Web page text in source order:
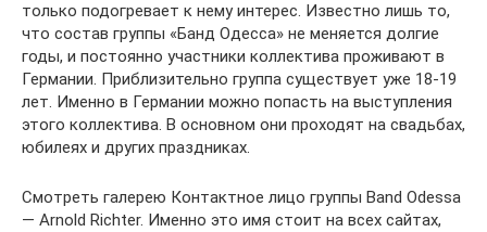
только подогревает к нему интерес. Известно лишь то,
что состав группы «Банд Одесса» не меняется долгие
годы, и постоянно участники коллектива проживают в
Германии. Приблизительно группа существует уже 18-19
лет. Именно в Германии можно попасть на выступления
этого коллектива. В основном они проходят на свадьбах,
юбилеях и других праздниках.
Смотреть галерею Контактное лицо группы Band Odessa
— Arnold Richter. Именно это имя стоит на всех сайтах,